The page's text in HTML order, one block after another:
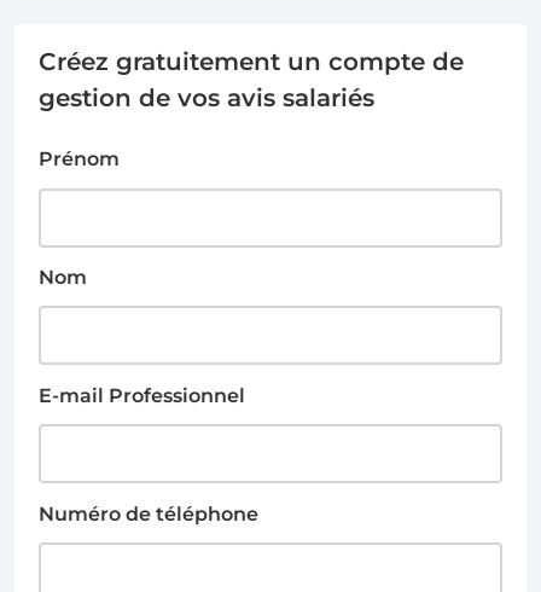
Créez gratuitement un compte de
gestion de vos avis salariés
Prénom
Nom
E-mail Professionnel
Numéro de téléphone